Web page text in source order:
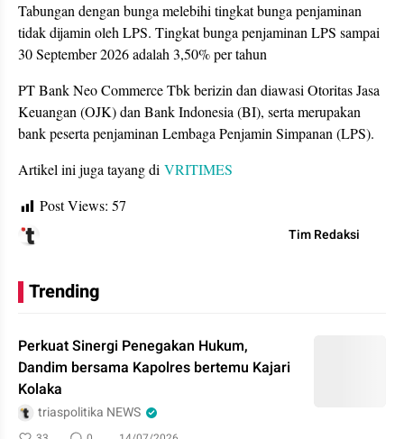
Tabungan dengan bunga melebihi tingkat bunga penjaminan
tidak dijamin oleh LPS. Tingkat bunga penjaminan LPS sampai
30 September 2026 adalah 3,50% per tahun
PT Bank Neo Commerce Tbk berizin dan diawasi Otoritas Jasa
Keuangan (OJK) dan Bank Indonesia (BI), serta merupakan
bank peserta penjaminan Lembaga Penjamin Simpanan (LPS).
Artikel ini juga tayang di VRITIMES
Post Views: 57
Tim Redaksi
Trending
Perkuat Sinergi Penegakan Hukum,
Dandim bersama Kapolres bertemu Kajari
Kolaka
triaspolitika NEWS